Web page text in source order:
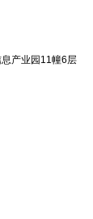
产业园 11幢6层